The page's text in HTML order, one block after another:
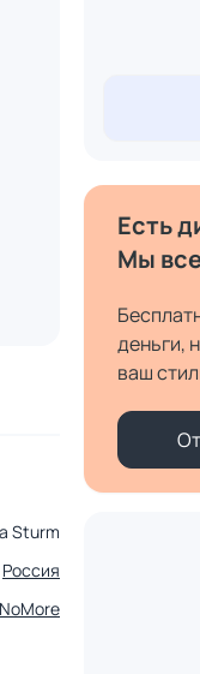
Sturm
Россия
Есть
Мы
деньги,
ваш